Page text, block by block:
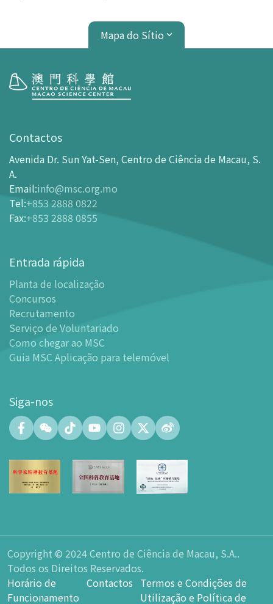
Mapa do Sítio
Horário de Funcionamento
Como chegar ao MSC
Bilheteira
- Comprar Ingressos On-line
- Ingressos e Tabela de Descontos
- Planta de localização
- Guia MSC Aplicação para telemóvel
Instalações
-
Mundo das Crianças
- Centro de Exibições
- Planetário
leitura
- Laboratório de Fabricação Digital (FABLAB)
- Laboratório de Redes (NetLab)
- Átrio
Zona de Aprendizagem Inteligente
Ciência e Inovação Tecnológica
- Espaço do átrio do Planetário
- Loja de Lembranças
- Parque de Estacionamento
Contactos
Avenida Dr. Sun Yat-Sen, Centro de Ciência de Macau, S.
A.
Email:info@msc.org.mo
Tel:+853 2888 0822
Fax:+853 2888 0855
Entrada rápida
Planta de localização
Concursos
Recrutamento
Serviço de Voluntariado
Como chegar ao MSC
Guia MSC Aplicação para telemóvel
Siga-nos
Copyright © 2024 Centro de Ciência de Macau, S.A..
Todos os Direitos Reservados.
Horário de
Funcionamento
Contactos Termos e Condições de
Utilização e Política de